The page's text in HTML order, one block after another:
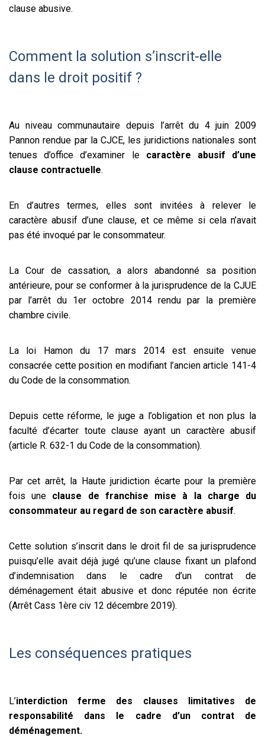
clause abusive.
Comment la solution s’inscrit-elle
dans le droit positif ?
Au niveau communautaire depuis l’arrêt du 4 juin 2009
Pannon rendue par la CJCE, les juridictions nationales sont
tenues d’office d’examiner le caractère abusif d’une
clause contractuelle.
En d’autres termes, elles sont invitées à relever le
caractère abusif d’une clause, et ce même si cela n’avait
pas été invoqué par le consommateur.
La Cour de cassation, a alors abandonné sa position
antérieure, pour se conformer à la jurisprudence de la CJUE
par l’arrêt du 1er octobre 2014 rendu par la première
chambre civile.
La loi Hamon du 17 mars 2014 est ensuite venue
consacrée cette position en modifiant l’ancien article 141-4
du Code de la consommation.
Depuis cette réforme, le juge a l’obligation et non plus la
faculté d’écarter toute clause ayant un caractère abusif
(article R. 632-1 du Code de la consommation).
Par cet arrêt, la Haute juridiction écarte pour la première
fois une clause de franchise mise à la charge du
consommateur au regard de son caractère abusif.
Cette solution s’inscrit dans le droit fil de sa jurisprudence
puisqu’elle avait déjà jugé qu’une clause fixant un plafond
d’indemnisation dans le cadre d’un contrat de
déménagement était abusive et donc réputée non écrite
(Arrêt Cass 1ère civ 12 décembre 2019).
Les conséquences pratiques
L’interdiction ferme des clauses limitatives de
responsabilité dans le cadre d’un contrat de
déménagement.